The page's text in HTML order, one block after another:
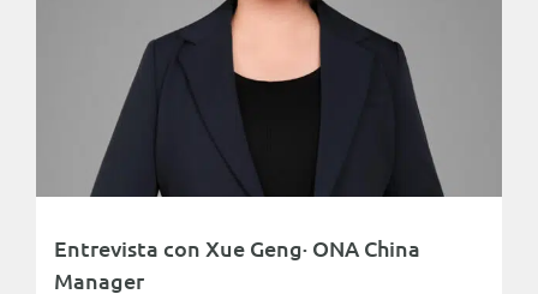
Entrevista con Xue Geng· ONA China
Manager